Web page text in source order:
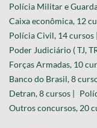
Polícia Militar e
Caixa econômica, 12
Polícia Civil, 14 cursos |
Poder Judiciário ( TJ,
Forças Armadas, 10
Banco do Brasil, 8
Detran, 8 cursos |
Outros concursos, 20